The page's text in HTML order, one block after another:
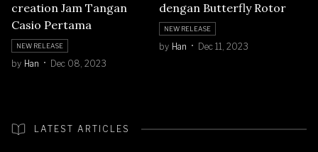
creation Jam Tangan
Casio Pertama
NEW RELEASE
by Han Dec 08, 2023
dengan Butterfly Rotor
NEW RELEASE
by Han Dec 11, 2023
LATEST ARTICLES